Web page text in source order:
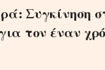
Συγκίνηση
τον έναν